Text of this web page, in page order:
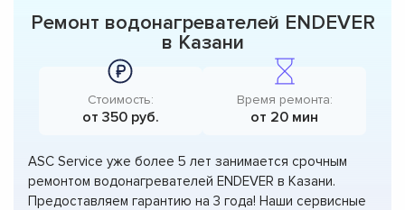
Ремонт водонагревателей ENDEVER
в Казани
Стоимость:
от 350 руб.
Время ремонта:
от 20 мин
ASC Service уже более 5 лет занимается срочным
ремонтом водонагревателей ENDEVER в Казани.
Предоставляем гарантию на 3 года! Наши сервисные